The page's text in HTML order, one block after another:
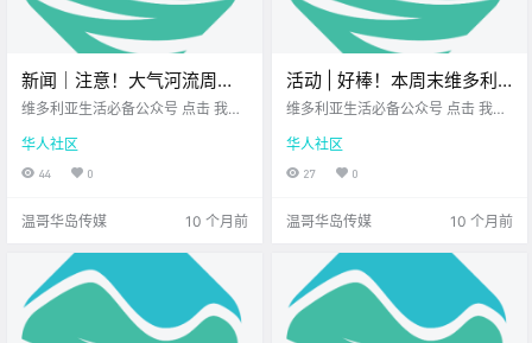
新闻｜注意！大气河流周末
袭击温哥华岛，维多利亚或
战斗机飞过！
维多利亚生活必备公众号 点击 我在
想一直在你身边 大家周五好呀~ 空
气里都是周末的味道～ 来看看今天
华人社区
44 0
温哥华岛传媒 10 个月前
活动 | 好棒！本周末维多利
亚有灯笼节、音乐节、露天
宫、音乐会！
维多利亚生活必备公众号 点击 我在
想一直在你身边 周末来啦！ 维多利
亚和周边的 精彩活动多到眼花缭乱
华人社区
27 0
温哥华岛传媒 10 个月前